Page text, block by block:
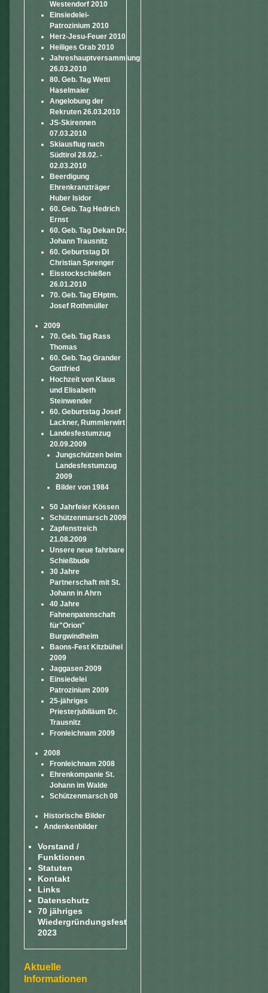
Westendorf 2010
Einsiedelei-
Patrozinium 2010
Herz-Jesu-Feuer 2010
Heiliges Grab 2010
Jahreshauptversammlung
26.03.2010
80. Geb. Tag Wetti
Haselmaier
Angelobung der
Rekruten 26.03.2010
JS-Skirennen
07.03.2010
Skiausflug nach
Südtirol 28.02. -
02.03.2010
Beerdigung
Ehrenkranzträger
Huber Isidor
60. Geb. Tag Hedrich
Ernst
60. Geb. Tag Dekan Dr.
Johann Trausnitz
60. Geburtstag DI
Christian Sprenger
Eisstockschießen
26.01.2010
70. Geb. Tag EHptm.
Josef Rothmüller
2009
70. Geb. Tag Rass
Thomas
60. Geb. Tag Grander
Gottfried
Hochzeit von Klaus
und Elisabeth
Steinwender
60. Geburtstag Josef
Lackner, Rummlerwirt
Landesfestumzug
20.09.2009
Jungschützen beim
Landesfestumzug
2009
Bilder von 1984
50 Jahrfeier Kössen
Schützenmarsch 2009
Zapfenstreich
21.08.2009
Unsere neue fahrbare
Schießbude
30 Jahre
Partnerschaft mit St.
Johann in Ahrn
40 Jahre
Fahnenpatenschaft
für"Orion"
Burgwindheim
Baons-Fest Kitzbühel
2009
Jaggasen 2009
Einsiedelei
Patrozinium 2009
25-jähriges
Priesterjubiläum Dr.
Trausnitz
Fronleichnam 2009
2008
Fronleichnam 2008
Ehrenkompanie St.
Johann im Walde
Schützenmarsch 08
Historische Bilder
Andenkenbilder
Vorstand /
Funktionen
Statuten
Kontakt
Links
Datenschutz
70 jähriges
Wiedergründungsfest
2023
Aktuelle
Informationen